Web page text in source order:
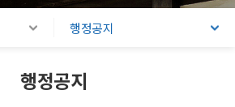
행정공지
행정공지